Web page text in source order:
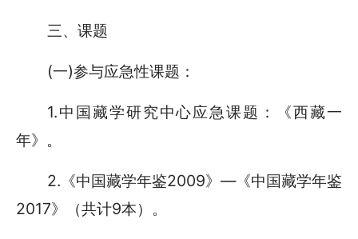
三、课题
(一)参与应急性课题：
1.中国藏学研究中心应急课题：《西藏一
年》。
2.《中国藏学年鉴2009》—《中国藏学年鉴
2017》（共计9本）。